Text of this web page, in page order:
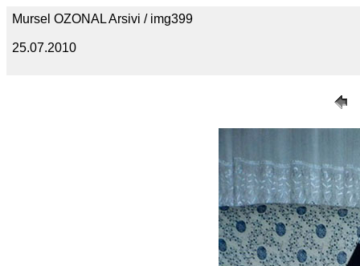
Mursel OZONAL Arsivi / img399
25.07.2010